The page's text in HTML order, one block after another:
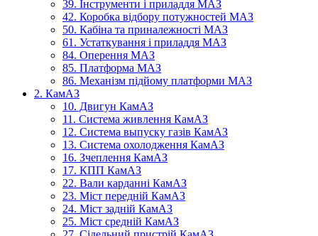
39. Інструменти і приладдя МАЗ
42. Коробка відбору потужностей МАЗ
50. Кабіна та приналежності МАЗ
61. Устаткування і приладдя МАЗ
84. Оперення МАЗ
85. Платформа МАЗ
86. Механізм підйому платформи МАЗ
2. КамАЗ
10. Двигун КамАЗ
11. Система живлення КамАЗ
12. Система выпуску газів КамАЗ
13. Система охолодження КамАЗ
16. Зчеплення КамАЗ
17. КПП КамАЗ
22. Вали карданні КамАЗ
23. Міст передній КамАЗ
24. Міст задній КамАЗ
25. Міст средній КамАЗ